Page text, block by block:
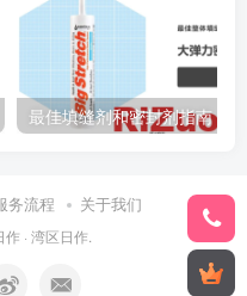
务流程 关于我们
作 · 湾区日作.